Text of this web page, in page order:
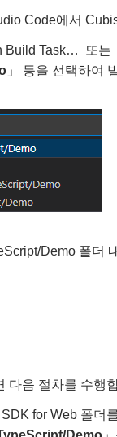
Code에서
Build Task… 또는
」 등을 선택하여
Demo 폴더
다음 절차를 수행
for Web 폴더